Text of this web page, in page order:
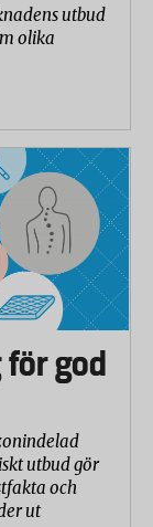
utbud
olika
god
utbud gör
och
ut